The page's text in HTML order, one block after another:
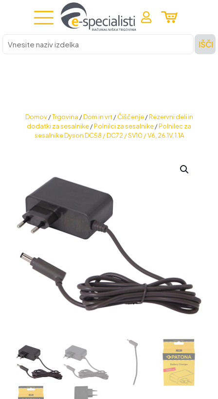
Vnesite
naziv
izdelka
IŠČI
Domov /Trgovina /Dom in vrt /Čiščenje /Rezervni deli in
dodatki za sesalnike/Polnilci za sesalnike/Polnilec za
sesalnike Dyson DC58 / DC72 / SV10 / V6, 26.1V, 1.1A